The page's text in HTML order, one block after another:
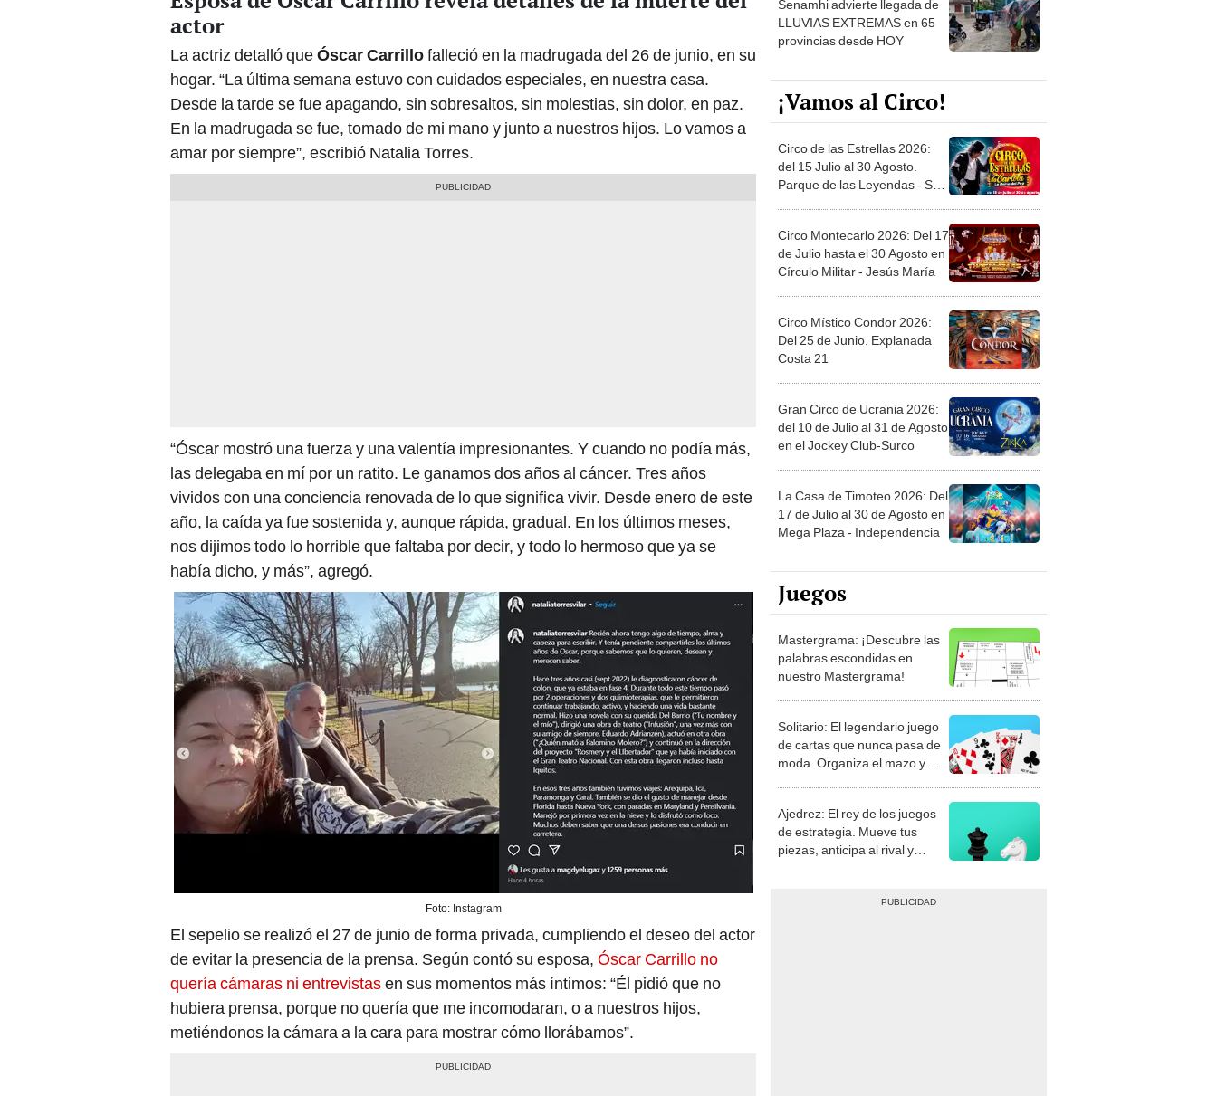
actor
La actriz detalló queÓscar Carrillofalleció en la madrugada del 26 de junio, en su
hogar. “La última semana estuvo con cuidados especiales, en nuestra casa.
Desde la tarde se fue apagando, sin sobresaltos, sin molestias, sin dolor, en paz.
En la madrugada se fue, tomado de mi mano y junto a nuestros hijos. Lo vamos a
amar por siempre”, escribió Natalia Torres.
“Óscar mostró una fuerza y una valentía impresionantes. Y cuando no podía más,
las delegaba en mí por un ratito. Le ganamos dos años al cáncer. Tres años
vividos con una conciencia renovada de lo que significa vivir. Desde enero de este
año, la caída ya fue sostenida y, aunque rápida, gradual. En los últimos meses,
nos dijimos todo lo horrible que faltaba por decir, y todo lo hermoso que ya se
había dicho, y más”, agregó.
Foto: Instagram
El sepelio se realizó el 27 de junio de forma privada, cumpliendo el deseo del actor
de evitar la presencia de la prensa. Según contó su esposa, Óscar Carrillo no
quería cámaras ni entrevistasen sus momentos más íntimos: “Él pidió que no
hubiera prensa, porque no quería que me incomodaran, o a nuestros hijos,
metiéndonos la cámara a la cara para mostrar cómo llorábamos”.
Senamhi advierte llegada de
LLUVIAS EXTREMAS en 65
provincias desde HOY
¡Vamos al Circo!
Circo de las Estrellas 2026:
del 15 Julio al 30 Agosto.
Parque de las Leyendas - San
Circo Montecarlo 2026: Del 17
de Julio hasta el 30 Agosto en
Círculo Militar - Jesús María
Circo Místico Condor 2026:
Del 25 de Junio. Explanada
Costa 21
Gran Circo de Ucrania 2026:
del 10 de Julio al 31 de Agosto
en el Jockey Club-Surco
La Casa de Timoteo 2026: Del
17 de Julio al 30 de Agosto en
Mega Plaza - Independencia
Juegos
Mastergrama: ¡Descubre las
palabras escondidas en
nuestro Mastergrama!
Solitario: El legendario juego
de cartas que nunca pasa de
moda. Organiza el mazo y
Ajedrez: El rey de los juegos
de estrategia. Mueve tus
piezas, anticipa al rival y